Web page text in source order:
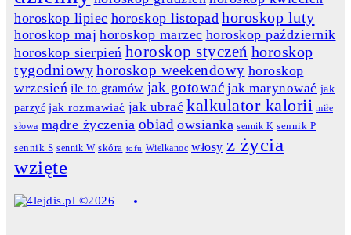
horoskop lipiec horoskop listopad horoskop luty
horoskop maj horoskop marzec horoskop październik
horoskop sierpień horoskop styczeń horoskop
tygodniowyhoroskop weekendowy horoskop
wrzesień ile to gramów jak gotować jak marynować jak
parzyć jak rozmawiać jak ubrać kalkulator kalorii miłe
słowa mądre życzenia obiad owsianka sennik K sennik P
sennik S sennik W skóra tofu Wielkanoc włosy z życia
wzięte